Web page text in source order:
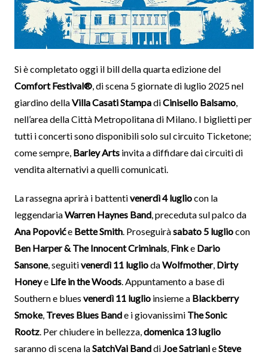
Si è completato oggi il bill della quarta edizione del
Comfort Festival®, di scena 5 giornate di luglio 2025 nel
giardino dellaVilla Casati StampadiCinisello Balsamo,
nell’area della Città Metropolitana di Milano. I biglietti per
tutti i concerti sono disponibili solo sul circuito Ticketone;
come sempre, Barley Artsinvita a diffidare dai circuiti di
vendita alternativi a quelli comunicati.
La rassegna aprirà i battentivenerdì 4 lugliocon la
leggendariaWarren Haynes Band, preceduta sul palco da
Ana Popoviće Bette Smith. Proseguiràsabato 5 lugliocon
Ben Harper & The Innocent Criminals, Finke Dario
Sansone, seguitivenerdì 11 lugliodaWolfmother, Dirty
Honeye Life in the Woods. Appuntamento a base di
Southern e blues venerdì 11 luglioinsieme a Blackberry
Smoke, Treves Blues Bande i giovanissimi The Sonic
Rootz. Per chiudere in bellezza, domenica 13 luglio
saranno di scena laSatchVai Banddi Joe SatrianieSteve